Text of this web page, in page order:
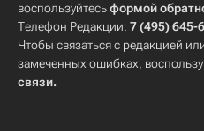
воспользуйтесьформой
Телефон Редакции: 7 (495) 645-
Чтобы связаться с редакцией
замеченных ошибках,
связи.